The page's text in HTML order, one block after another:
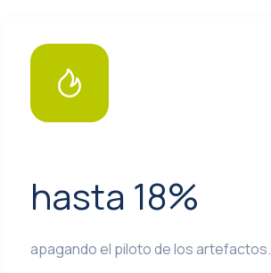
hasta 18%
apagando el piloto de los artefactos.